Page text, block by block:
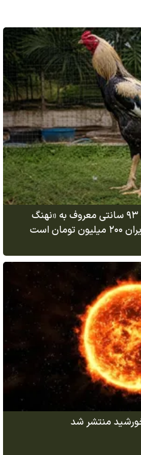
خروس جنگی هندی؛ خروس ۹۳ سانتی معروف به «نهنگ
است
منتشر شد